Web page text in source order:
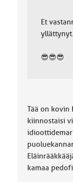
Et
yllättynyt.
😎😎😎
Tää on kovin
kiinnostaisi
kamaa